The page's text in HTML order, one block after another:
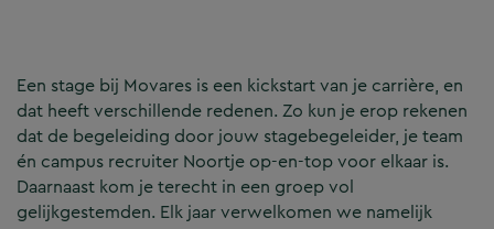
Een stage bij Movares is een kickstart van je carrière, en
dat heeft verschillende redenen. Zo kun je erop rekenen
dat de begeleiding door jouw stagebegeleider, je team
én campus recruiter Noortje op-en-top voor elkaar is.
Daarnaast kom je terecht in een groep vol
gelijkgestemden. Elk jaar verwelkomen we namelijk